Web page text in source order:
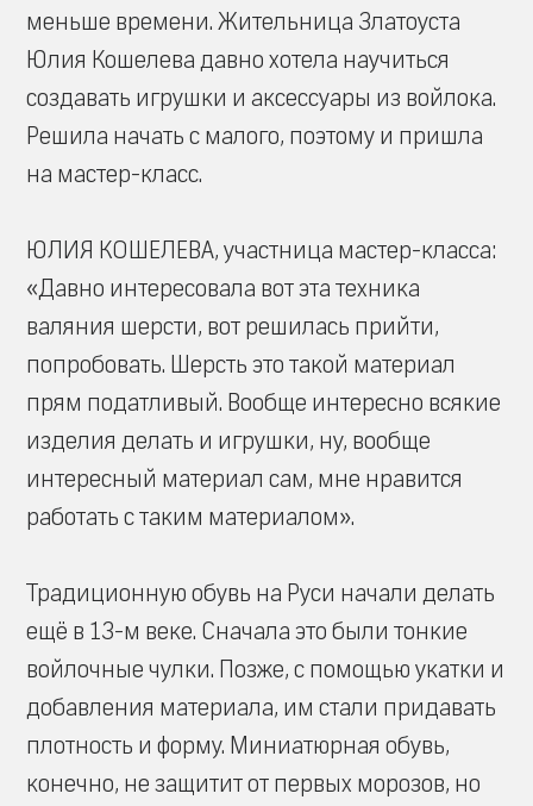
меньше времени. Жительница Златоуста
Юлия Кошелева давно хотела научиться
создавать игрушки и аксессуары из войлока.
Решила начать с малого, поэтому и пришла
на мастер-класс.
ЮЛИЯ КОШЕЛЕВА, участница мастер-класса:
«Давно интересовала вот эта техника
валяния шерсти, вот решилась прийти,
попробовать. Шерсть это такой материал
прям податливый. Вообще интересно всякие
изделия делать и игрушки, ну, вообще
интересный материал сам, мне нравится
работать с таким материалом».
Традиционную обувь на Руси начали делать
ещё в 13-м веке. Сначала это были тонкие
войлочные чулки. Позже, с помощью укатки и
добавления материала, им стали придавать
плотность и форму. Миниатюрная обувь,
конечно, не защитит от первых морозов, но